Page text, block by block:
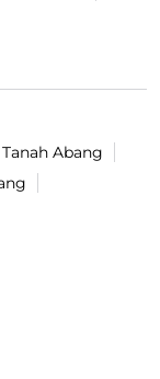
Abang